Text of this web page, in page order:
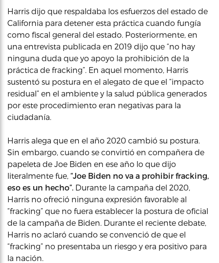
Harris dijo que respaldaba los esfuerzos del estado de
California para detener esta práctica cuando fungía
como fiscal general del estado. Posteriormente, en
una entrevista publicada en 2019 dijo que “no hay
ninguna duda que yo apoyo la prohibición de la
práctica de fracking”. En aquel momento, Harris
sustentó su postura en el alegato de que el “impacto
residual” en el ambiente y la salud pública generados
por este procedimiento eran negativas para la
ciudadanía.
Harris alega que en el año 2020 cambió su postura.
Sin embargo, cuando se convirtió en compañera de
papeleta de Joe Biden en ese año lo que dijo
literalmente fue, “Joe Biden no va a prohibir fracking,
eso es un hecho”. Durante la campaña del 2020,
Harris no ofreció ninguna expresión favorable al
“fracking” que no fuera establecer la postura de oficial
de la campaña de Biden. Durante el reciente debate,
Harris no aclaró cuando se convenció de que el
“fracking” no presentaba un riesgo y era positivo para
la nación.